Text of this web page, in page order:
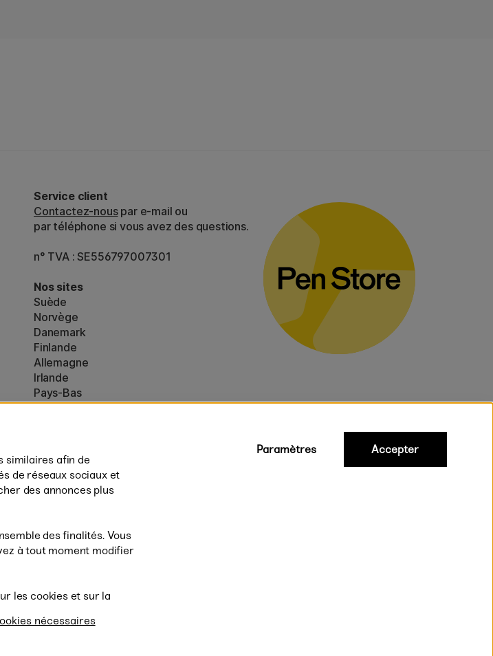
Service client
Contactez-nouspar e-mail ou
par téléphone si vous avez des questions.
n° TVA : SE556797007301
Nos sites
Suède
Norvège
Danemark
Finlande
Allemagne
Irlande
Pays-Bas
Royaume-Uni
* Des conditions de livraison
s’appliquent aux produits volumineux.
similaires afin de
de réseaux sociaux et
des annonces plus
des finalités. Vous
à tout moment modifier
les cookies et sur la
nécessaires
Paramètres Accepter